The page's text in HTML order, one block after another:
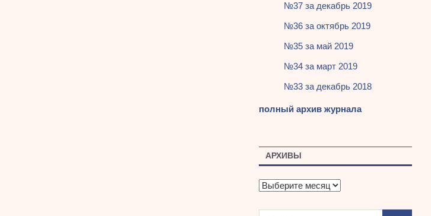
№37 за декабрь 2019
№36 за октябрь 2019
№35 за май 2019
№34 за март 2019
№33 за декабрь 2018
полный архив журнала
АРХИВЫ
А
х